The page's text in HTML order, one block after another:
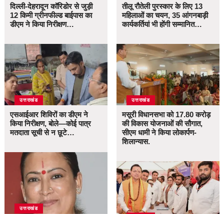
दिल्ली-देहरादून कॉरिडोर से जुड़ी
12 किमी ग्रीनफील्ड बाईपास का
डीएम ने किया निरीक्षण…
उत्तराखंड
एसआईआर शिविरों का डीएम ने
किया निरीक्षण, बोले—कोई पात्र
मतदाता सूची से न छूटे…
उत्तराखंड
तीलू रौतेली पुरस्कार के लिए 13
महिलाओं का चयन, 35 आंगनबाड़ी
कार्यकर्तियां भी होंगी सम्मानित…
उत्तराखंड
मसूरी विधानसभा को 17.80 करोड़
की विकास योजनाओं की सौगात,
सीएम धामी ने किया लोकार्पण-
शिलान्यास.